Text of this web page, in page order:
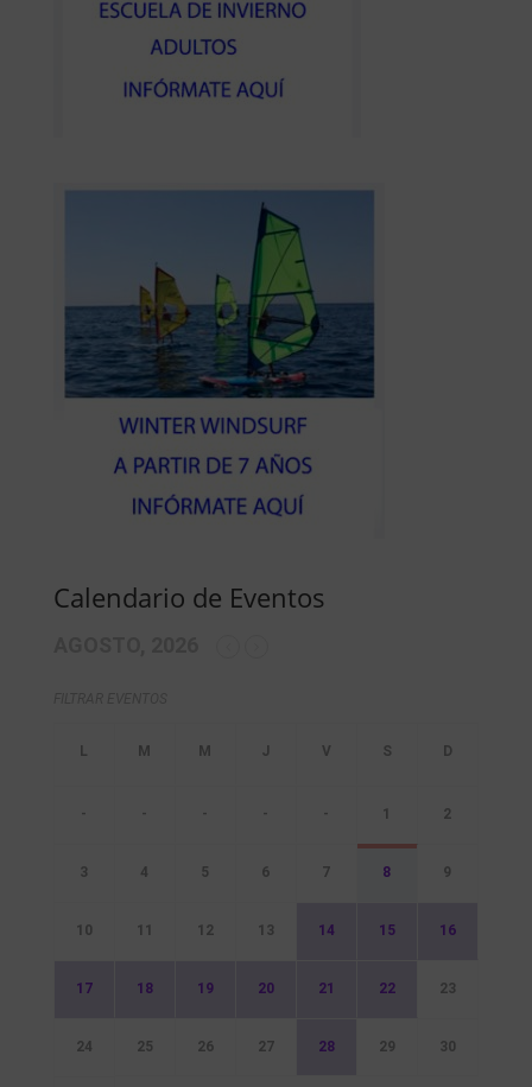
Calendario de Eventos
- - - - - 1 2
3 4 5 6 7 8 9
10 11 12 13 14 15 16
17 18 19 20 21 22 23
24 25 26 27 28 29 30